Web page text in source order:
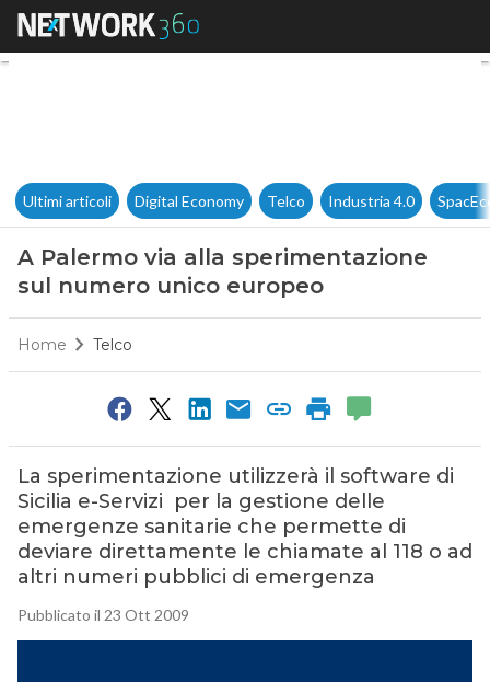
A Palermo via alla
Ultimi articoli Digital Economy Telco Industria 4.0
A Palermo via alla sperimentazione
sul numero unico europeo
Home Telco
La sperimentazione utilizzerà il software di
Sicilia e-Servizi per la gestione delle
emergenze sanitarie che permette di
deviare direttamente le chiamate al 118 o ad
altri numeri pubblici di emergenza
Pubblicato il 23 Ott 2009